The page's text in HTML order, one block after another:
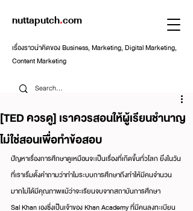
nuttaputch.com
เรื่องราวน่าคิดของ Business, Marketing, Digital Marketing,
Content Marketing
[TED ควรดู] เราควรสอนให้ผู้เรียนชำนาญ
ไม่ใช่สอนเพื่อทำข้อสอบ
ปัญหาเรื่องการศึกษาดูเหมือนจะเป็นเรื่องที่เกิดขึ้นทั่วโลก ยิ่งในวัน
ที่เราเริ่มตั้งคำถามว่าทำไมระบบการศึกษาถึงทำให้มีคนจำนวน
มากไม่ได้มีคุณภาพแม้ว่าจะเรียนจบจากสถาบันการศึกษา
Sal Khan เองซึ่งเป็นเจ้าของ Khan Academy ที่มีคนลงทะเบียน